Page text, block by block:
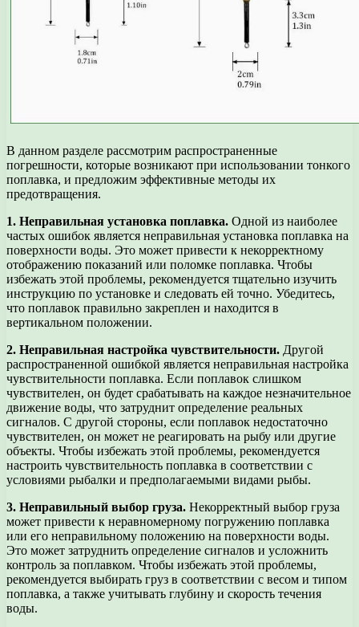
В данном разделе рассмотрим распространенные
погрешности, которые возникают при использовании тонкого
поплавка, и предложим эффективные методы их
предотвращения.
1. Неправильная установка поплавка. Одной из наиболее
частых ошибок является неправильная установка поплавка на
поверхности воды. Это может привести к некорректному
отображению показаний или поломке поплавка. Чтобы
избежать этой проблемы, рекомендуется тщательно изучить
инструкцию по установке и следовать ей точно. Убедитесь,
что поплавок правильно закреплен и находится в
вертикальном положении.
2. Неправильная настройка чувствительности. Другой
распространенной ошибкой является неправильная настройка
чувствительности поплавка. Если поплавок слишком
чувствителен, он будет срабатывать на каждое незначительное
движение воды, что затруднит определение реальных
сигналов. С другой стороны, если поплавок недостаточно
чувствителен, он может не реагировать на рыбу или другие
объекты. Чтобы избежать этой проблемы, рекомендуется
настроить чувствительность поплавка в соответствии с
условиями рыбалки и предполагаемыми видами рыбы.
3. Неправильный выбор груза. Некорректный выбор груза
может привести к неравномерному погружению поплавка
или его неправильному положению на поверхности воды.
Это может затруднить определение сигналов и усложнить
контроль за поплавком. Чтобы избежать этой проблемы,
рекомендуется выбирать груз в соответствии с весом и типом
поплавка, а также учитывать глубину и скорость течения
воды.